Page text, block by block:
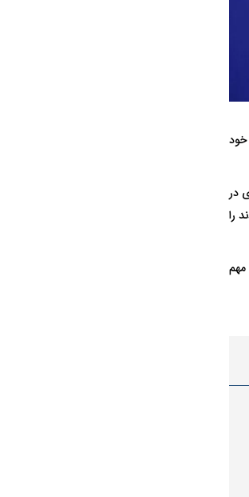
هفتگی خود
در
را
هواپیمای مرموز E-11A BACN چیست؟
عکس| ماجرای کشف جسد ناشناس که